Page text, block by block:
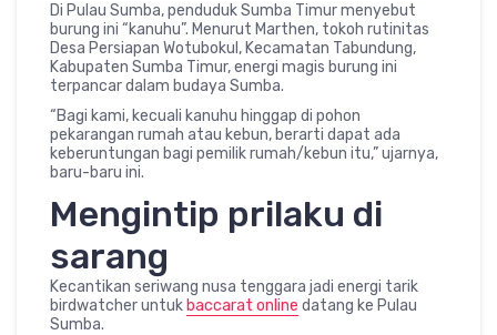
Di Pulau Sumba, penduduk Sumba Timur menyebut
burung ini “kanuhu”. Menurut Marthen, tokoh rutinitas
Desa Persiapan Wotubokul, Kecamatan Tabundung,
Kabupaten Sumba Timur, energi magis burung ini
terpancar dalam budaya Sumba.
“Bagi kami, kecuali kanuhu hinggap di pohon
pekarangan rumah atau kebun, berarti dapat ada
keberuntungan bagi pemilik rumah/kebun itu,” ujarnya,
baru-baru ini.
Mengintip prilaku di
sarang
Kecantikan seriwang nusa tenggara jadi energi tarik
birdwatcher untuk baccarat online datang ke Pulau
Sumba.